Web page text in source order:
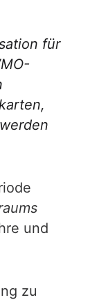
für
und
zu